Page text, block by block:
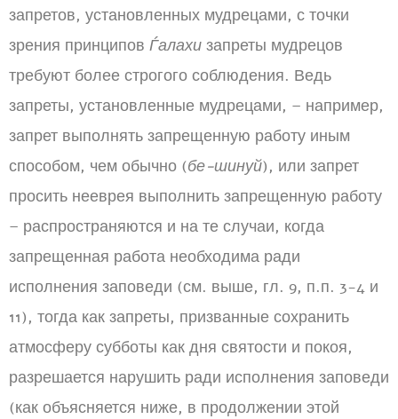
запретов, установленных мудрецами, с точки
зрения принципов Ѓалахи запреты мудрецов
требуют более строгого соблюдения. Ведь
запреты, установленные мудрецами, – например,
запрет выполнять запрещенную работу иным
способом, чем обычно (бе-шинуй), или запрет
просить нееврея выполнить запрещенную работу
– распространяются и на те случаи, когда
запрещенная работа необходима ради
исполнения заповеди (см. выше, гл. 9, п.п. 3-4 и
11), тогда как запреты, призванные сохранить
атмосферу субботы как дня святости и покоя,
разрешается нарушить ради исполнения заповеди
(как объясняется ниже, в продолжении этой